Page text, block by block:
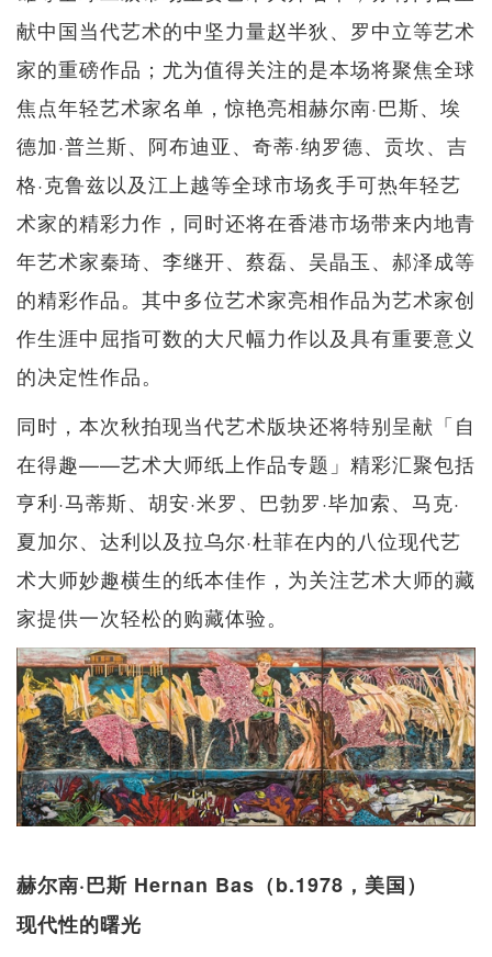
献中国当代艺术的中坚力量赵半狄、罗中立等艺术
家的重磅作品；尤为值得关注的是本场将聚焦全球
焦点年轻艺术家名单，惊艳亮相赫尔南·巴斯、埃
德加·普兰斯、阿布迪亚、奇蒂·纳罗德、贡坎、吉
格·克鲁兹以及江上越等全球市场炙手可热年轻艺
术家的精彩力作，同时还将在香港市场带来内地青
年艺术家秦琦、李继开、蔡磊、吴晶玉、郝泽成等
的精彩作品。其中多位艺术家亮相作品为艺术家创
作生涯中屈指可数的大尺幅力作以及具有重要意义
的决定性作品。
同时，本次秋拍现当代艺术版块还将特别呈献「自
在得趣——艺术大师纸上作品专题」精彩汇聚包括
亨利·马蒂斯、胡安·米罗、巴勃罗·毕加索、马克·
夏加尔、达利以及拉乌尔·杜菲在内的八位现代艺
术大师妙趣横生的纸本佳作，为关注艺术大师的藏
家提供一次轻松的购藏体验。
赫尔南·巴斯 Hernan Bas（b.1978，美国）
现代性的曙光